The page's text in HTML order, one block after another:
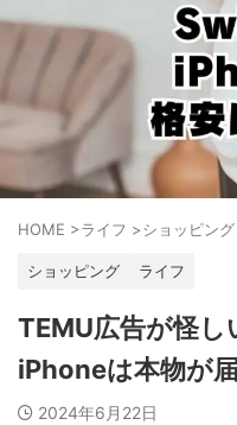
HOME >ライフ >ショッピング
ショッピング ライフ
TEMU広告が怪
iPhoneは本物が
2024年6月22日